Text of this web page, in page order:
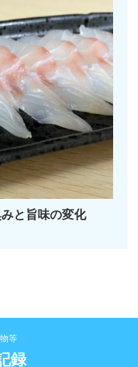
と旨味の変化
等
録